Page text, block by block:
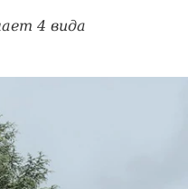
4 вида